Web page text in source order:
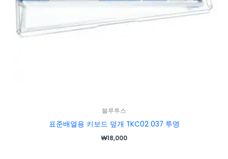
블루투스
표준배열용 키보드 덮개 TKC02 037 투명
₩18,000